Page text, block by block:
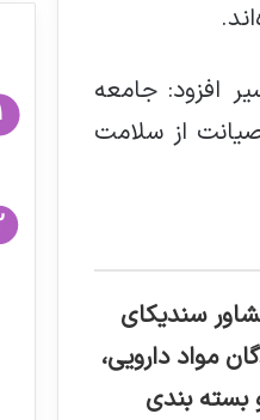
افزود: جامعه
از سلامت
سندیکای
مواد دارویی،
بسته بندی